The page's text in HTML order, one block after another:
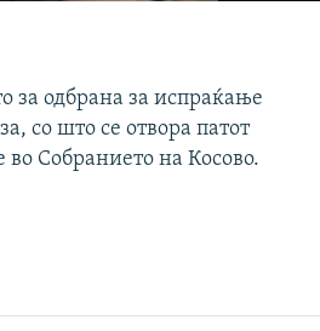
за одбрана за испраќање
со што се отвора патот
во Собранието на Косово.